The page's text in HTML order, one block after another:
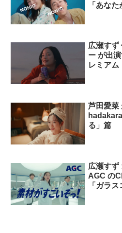
「あな
広瀬すず
ー が出
レミアム
芦田愛菜
る」篇
広瀬すず
AGC の
「ガラ